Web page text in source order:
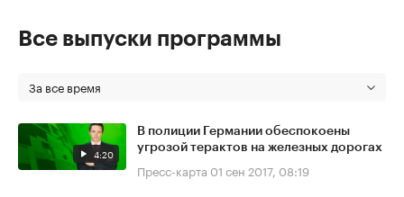
Все выпуски программы
За все время
4:20
В полиции Германии обеспокоены
угрозой терактов на железных дорогах
Пресс-карта 01 сен 2017, 08:19